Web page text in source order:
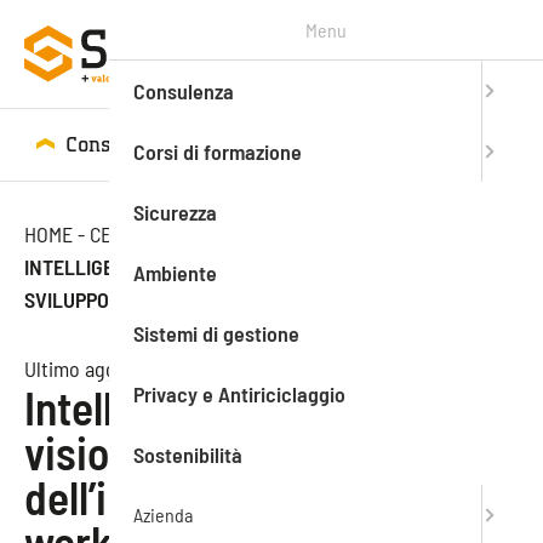
Consulenza Corsi di formazione
HOME- CENTRO STUDI
INTELLIGENZA ARTIFICIALE, LA VISIONE DELLO
SVILUPPO DELL’IMPRESA MODERNA AL WORK SHOP SAEF
Ultimo aggiornamento: 23.04.2019
Intelligenza artificiale, la
visione dello sviluppo
dell’impresa moderna al
Menu
Consulenza
Corsi di formazione
Sicurezza
Ambiente
Sistemi di gestione
Privacy e Antiriciclaggio
Sostenibilità
Azienda